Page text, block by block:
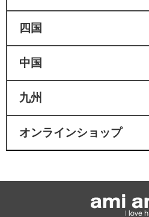
四国
中国
九州
オンラインショップ